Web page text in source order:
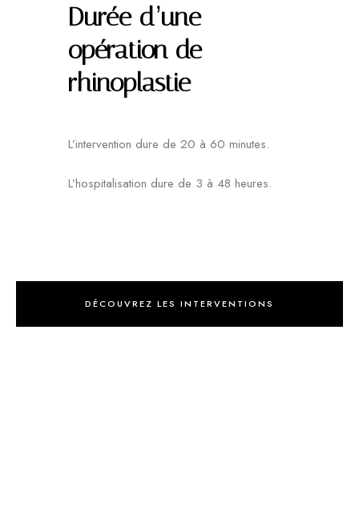
Durée d’une
opération de
rhinoplastie
L’intervention dure de 20 à 60 minutes.
L’hospitalisation dure de 3 à 48 heures.
DÉCOUVREZ LES INTERVENTIONS